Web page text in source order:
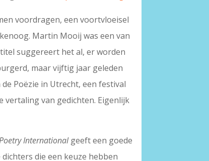
voordragen, een voortvloeisel
Martin Mooij was een van
suggereert het al, er worden
maar vijftig jaar geleden
Poëzie in Utrecht, een festival
vertaling van gedichten. Eigenlijk
Internationalgeeft een goede
die een keuze hebben